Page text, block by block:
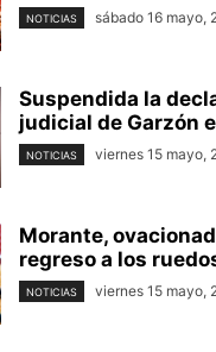
NOTICIAS sábado 16 mayo,
Suspendida la
judicial de Garzón
NOTICIAS viernes 15 mayo,
Morante,
regreso a los
NOTICIAS viernes 15 mayo,